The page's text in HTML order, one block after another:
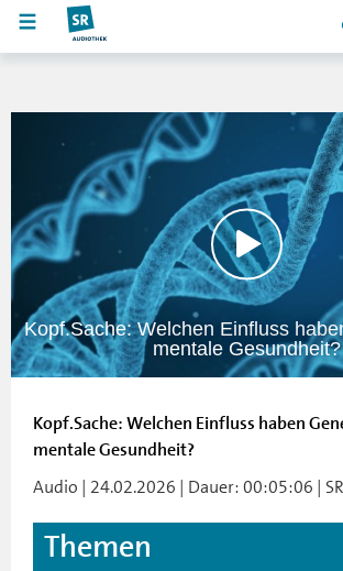
Kopf.Sache: Welchen Einfluss
mentale Gesundheit?
Kopf.Sache: Welchen Einfluss haben
mentale Gesundheit?
Audio | 24.02.2026 | Dauer: 00:05:06 |
Themen